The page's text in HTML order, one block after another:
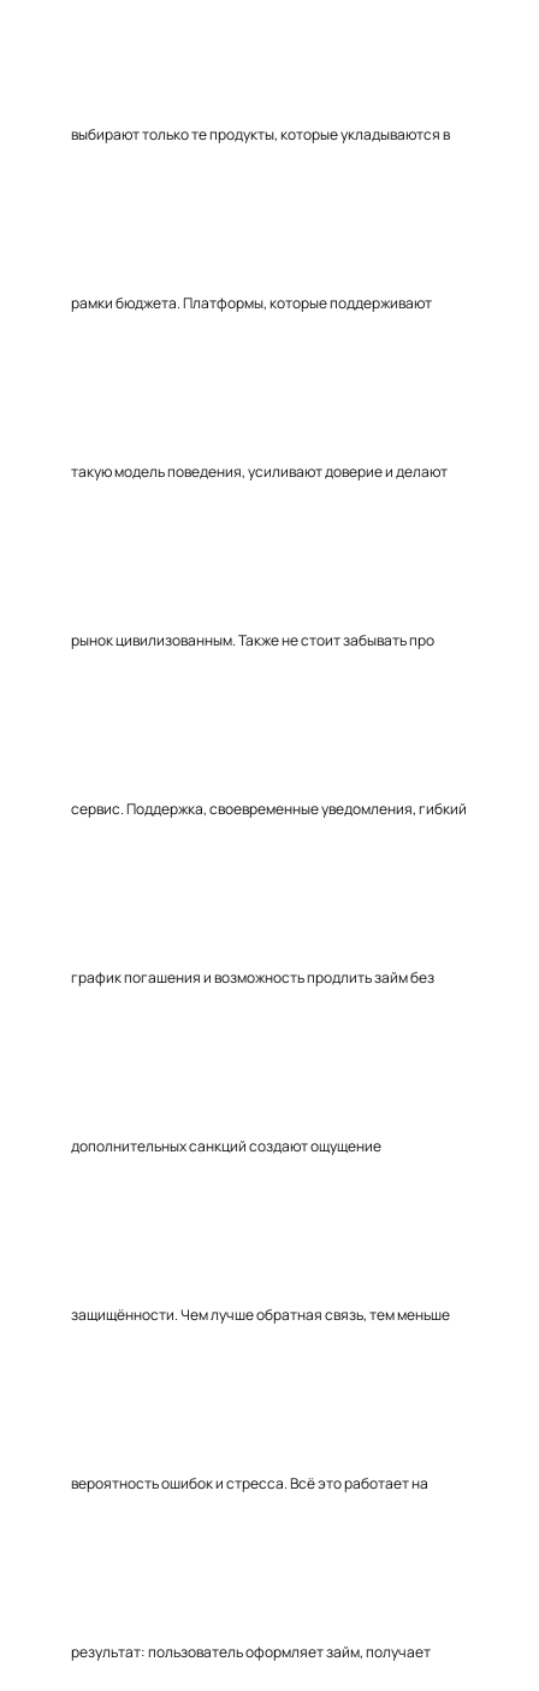
выбирают только те продукты, которые укладываются в
рамки бюджета. Платформы, которые поддерживают
такую модель поведения, усиливают доверие и делают
рынок цивилизованным. Также не стоит забывать про
сервис. Поддержка, своевременные уведомления, гибкий
график погашения и возможность продлить займ без
дополнительных санкций создают ощущение
защищённости. Чем лучше обратная связь, тем меньше
вероятность ошибок и стресса. Всё это работает на
результат: пользователь оформляет займ, получает